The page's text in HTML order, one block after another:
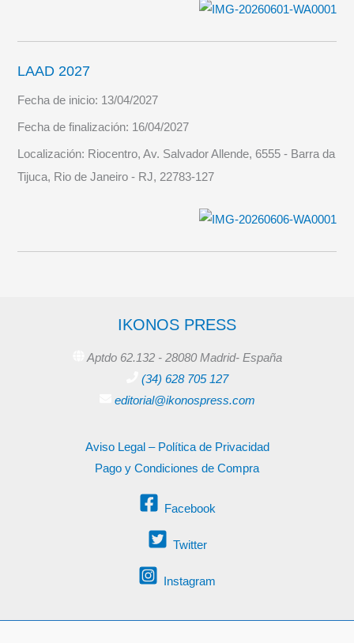
LAAD 2027
Fecha de inicio: 13/04/2027
Fecha de finalización: 16/04/2027
Localización: Riocentro, Av. Salvador Allende, 6555 - Barra da
Tijuca, Rio de Janeiro - RJ, 22783-127
IKONOS PRESS
Aptdo 62.132 - 28080 Madrid- España
(34) 628 705 127
editorial@ikonospress.com
Aviso Legal – Política de Privacidad
Pago y Condiciones de Compra
Facebook
Twitter
Instagram